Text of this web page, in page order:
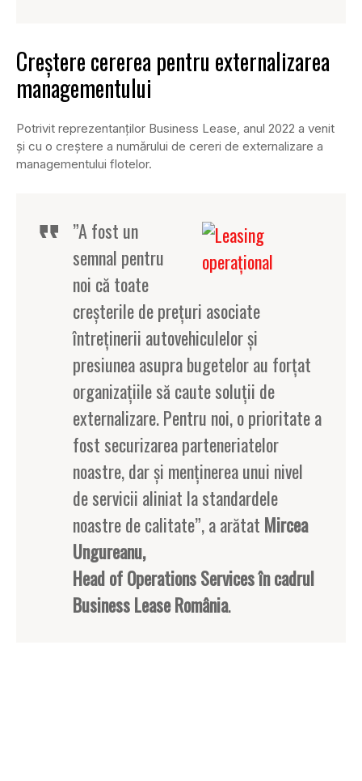
Creștere cererea pentru externalizarea
managementului
Potrivit reprezentanților Business Lease, anul 2022 a venit
și cu o creștere a numărului de cereri de externalizare a
managementului flotelor.
”A fost un
semnal pentru
noi că toate
creșterile de prețuri asociate
întreținerii autovehiculelor și
presiunea asupra bugetelor au forțat
organizațiile să caute soluții de
externalizare. Pentru noi, o prioritate a
fost securizarea parteneriatelor
noastre, dar și menținerea unui nivel
de servicii aliniat la standardele
noastre de calitate”, a arătat Mircea
Ungureanu,
Head of Operations Services în cadrul
Business Lease România.